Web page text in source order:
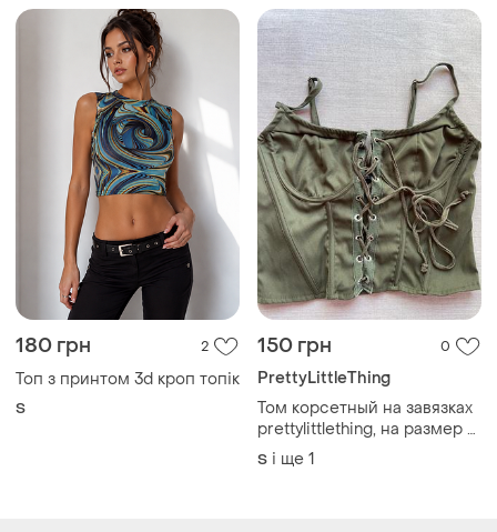
180 грн
Топ з принтом 3d кроп топік
150 грн 0
PrettyLittleThing
Том корсетный на завязках
prettylittlething, на размер s,
m
S і ще 1
Завантажуйте додаток